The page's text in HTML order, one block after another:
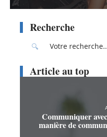
Recherche
Article au top
Communiquer
manière de